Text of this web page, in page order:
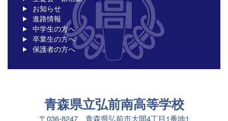
お知らせ
進路情報
中学生の方へ
卒業生の方へ
保護者の方へ
青森県立弘前南高等学校
〒036-8247 青森県弘前市大開4丁目1番地1